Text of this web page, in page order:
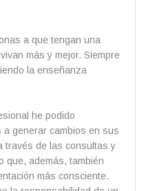
a que tengan una
más y mejor. Siempre
la enseñanza
he podido
generar cambios en sus
través de las consultas y
que, además, también
más consciente.